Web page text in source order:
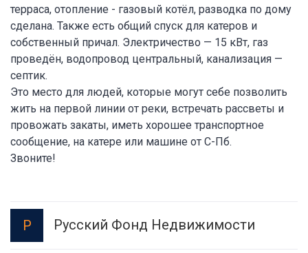
терраса, отопление - газовый котёл, разводка по дому
сделана. Также есть общий спуск для катеров и
собственный причал. Электричество — 15 кВт, газ
проведён, водопровод центральный, канализация —
септик.
Это место для людей, которые могут себе позволить
жить на первой линии от реки, встречать рассветы и
провожать закаты, иметь хорошее транспортное
сообщение, на катере или машине от С-Пб.
Звоните!
Р Русский Фонд Недвижимости